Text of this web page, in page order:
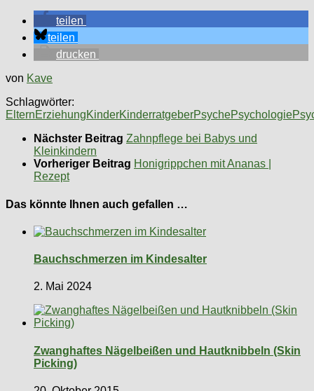
teilen
teilen
drucken
von Kave
Schlagwörter:
ElternErziehungKinderKinderratgeberPsychePsychologie
Nächster Beitrag Zahnpflege bei Babys und
Kleinkindern
Vorheriger Beitrag Honigrippchen mit Ananas |
Rezept
Das könnte Ihnen auch gefallen …
Bauchschmerzen im Kindesalter
2. Mai 2024
Zwanghaftes Nägelbeißen und Hautknibbeln (Skin
Picking)